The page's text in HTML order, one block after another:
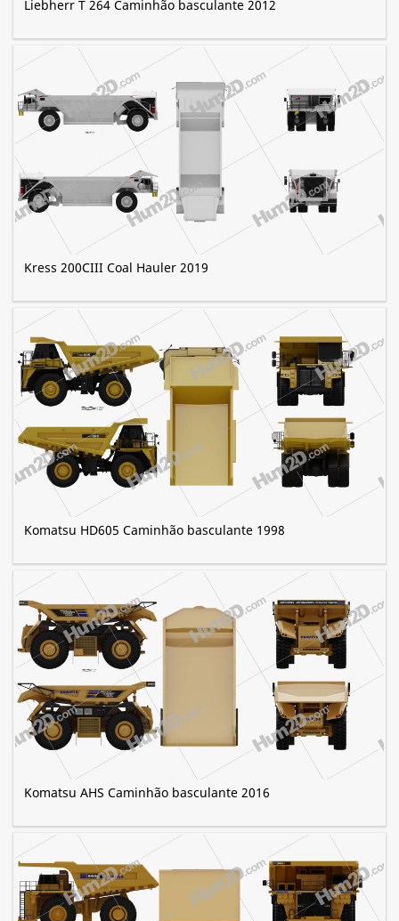
Liebherr T 264 Caminhão basculante 2012
Kress 200CIII Coal Hauler 2019
Komatsu HD605 Caminhão basculante 1998
Komatsu AHS Caminhão basculante 2016